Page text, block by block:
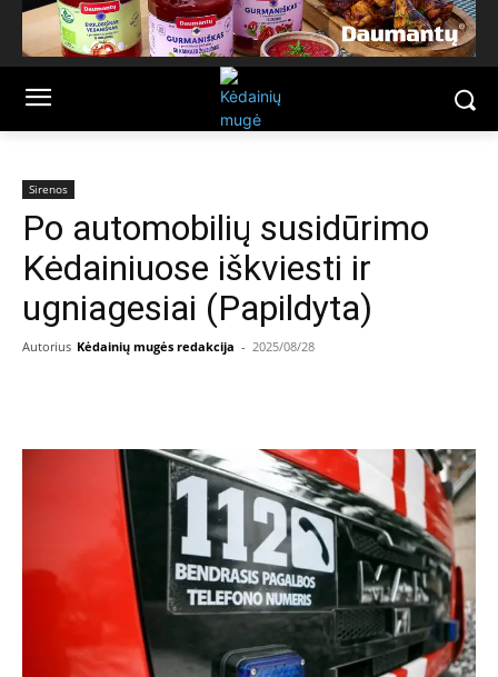
Sirenos
Po automobilių susidūrimo
Kėdainiuose iškviesti ir
ugniagesiai (Papildyta)
Autorius Kėdainių mugės redakcija - 2025/08/28